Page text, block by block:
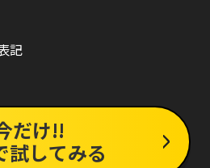
記
だけ!!
試してみる